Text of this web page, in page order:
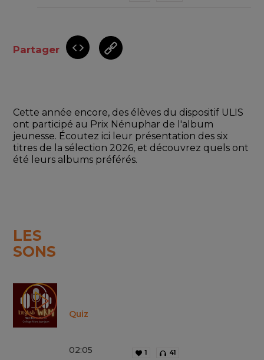
Partager
Cette année encore, des élèves du dispositif ULIS
ont participé au Prix Nénuphar de l'album
jeunesse. Écoutez ici leur présentation des six
titres de la sélection 2026, et découvrez quels ont
été leurs albums préférés.
LES
SONS
Quiz
02:05 1 41